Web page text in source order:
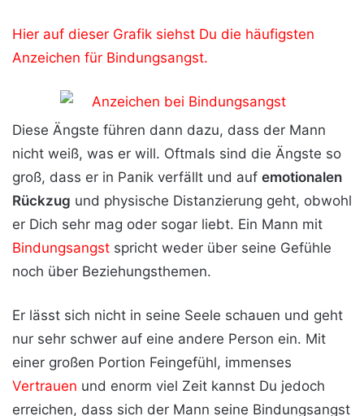
Hier auf dieser Grafik siehst Du die häufigsten
Anzeichen für Bindungsangst.
Diese Ängste führen dann dazu, dass der Mann
nicht weiß, was er will. Oftmals sind die Ängste so
groß, dass er in Panik verfällt und auf emotionalen
Rückzug und physische Distanzierung geht, obwohl
er Dich sehr mag oder sogar liebt. Ein Mann mit
Bindungsangst spricht weder über seine Gefühle
noch über Beziehungsthemen.
Er lässt sich nicht in seine Seele schauen und geht
nur sehr schwer auf eine andere Person ein. Mit
einer großen Portion Feingefühl, immenses
Vertrauen und enorm viel Zeit kannst Du jedoch
erreichen, dass sich der Mann seine Bindungsangst